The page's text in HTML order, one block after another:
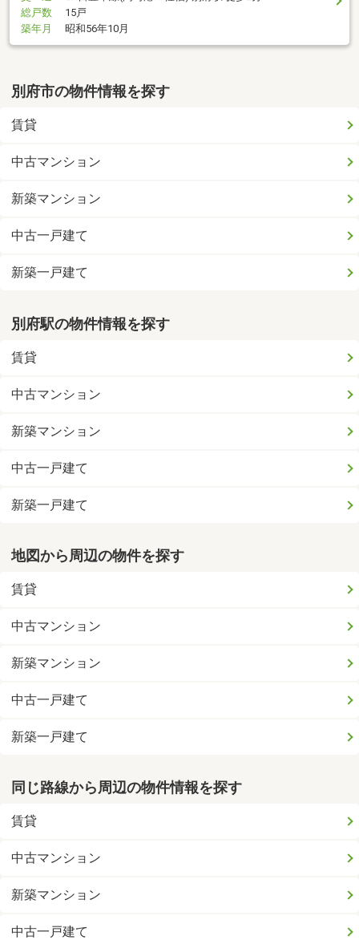
総戸数
15戸
築年月
昭和56年10月
別府市の物件情報を探す
賃貸
中古マンション
新築マンション
中古一戸建て
新築一戸建て
別府駅の物件情報を探す
賃貸
中古マンション
新築マンション
中古一戸建て
新築一戸建て
地図から周辺の物件を探す
賃貸
中古マンション
新築マンション
中古一戸建て
新築一戸建て
同じ路線から周辺の物件情報を探す
賃貸
中古マンション
新築マンション
中古一戸建て